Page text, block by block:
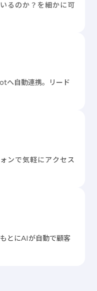
るのか？を細かに可
へ自動連携。リード
ンで気軽にアクセス
とにAIが自動で顧客